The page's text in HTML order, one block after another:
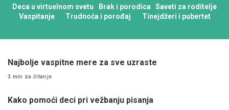
Deca u virtuelnom svetu Brak i porodica
Saveti za roditelje
Vaspitanje
Trudnoća i porođaj Tinejdžeri i pubertet
Najbolje vaspitne mere za sve uzraste
3 min za čitanje
Kako pomoći deci pri vežbanju pisanja